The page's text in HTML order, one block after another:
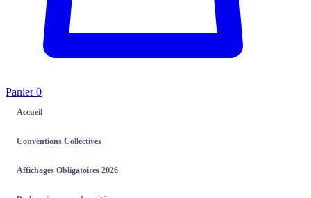
Panier0
Accueil
Conventions Collectives
Affichages Obligatoires 2026